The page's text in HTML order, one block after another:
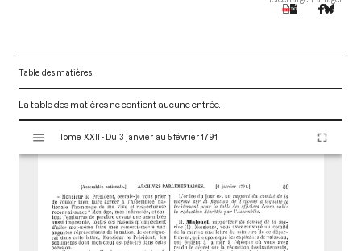
Table des matières
La table des matières ne contient aucune entrée.
s
Tome XXII - Du 3 janvier au 5 février 1791